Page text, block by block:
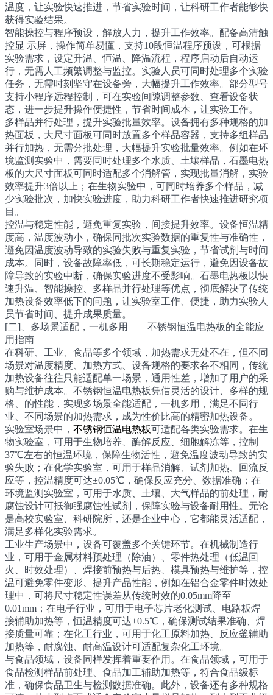
温度，让实验快速推进，节省实验时间，让科研工作者能够快
获得实验结果。
智能操控与程序预设，解放人力，提升工作效率。配备高清触
控显 示屏，操作简单易懂，支持10段恒温程序预设，可根据
实验需求，设定升温、恒温、降温流程，程序启动后自动运
行，无需人工频繁调整与监控。实验人员可同时处理多个实验
任务，无需时刻坚守在设备旁，大幅提升工作效率。部分型号
支持小程序远程控制，可在实验间隙调整参数、查看设备状
态，进一步提升操作便捷性，节省时间成本，让实验工作。
多样品并行处理，提升实验批量效率。设备拥有多种规格的加
热面板，大尺寸面板可同时放置多个样品容器，支持多组样品
并行加热，无需分批处理，大幅提升实验批量效率。例如在环
境监测实验中，需要同时处理多个水质、土壤样品，石墨电热
板的大尺寸面板可同时适配多个消解管，实现批量消解，实验
效率提升3倍以上；在生物实验中，可同时培养多个样品，减
少实验批次，加快实验进度，助力科研工作者快速推进研究项
目。
控温与稳定性能，避免重复实验，间接提升效率。设备恒温精
度高，温度波动小，确保同批次实验数据的重复性与准确性，
避免因温度波动导致的实验失败与重复实验，节省试剂与时间
成本。同时，设备故障率低，可长期稳定运行，避免因设备故
障导致的实验中断，确保实验进度不受影响。石墨电热板以快
速升温、智能操控、多样品并行处理等优点，彻底解决了传统
加热设备效率低下的问题，让实验室工作、便捷，助力实验人
员节省时间、提升成果质量。
[二]、多场景适配，一机多用——不锈钢恒温电热板的全能应
用指南
在科研、工业、食品等多个领域，加热需求无处不在，但不同
场景对温度精度、加热方式、设备规格的要求各不相同，传统
加热设备往往只能适配单一场景，通用性差，增加了用户的采
购与维护成本。不锈钢恒温电热板凭借灵活的设计、多样的规
格、的性能，实现多场景全能适配，一机多用，满足不同行
业、不同场景的加热需求，成为性价比高的精密加热设备。
实验室场景中， 不锈钢恒温电热板可适配各类实验需求。在生
物实验室，可用于生物培养、酶解反应、细胞解冻等，控制
37℃左右的恒温环境，保障生物活性，避免温度波动导致的实
验失败；在化学实验室，可用于样品消解、试剂加热、回流反
应等，控温精度可达±0.05℃，确保反应充分、数据准确；在
环境监测实验室，可用于水质、土壤、大气样品的前处理，耐
腐蚀设计可抵御强腐蚀性试剂，保障实验与设备耐用性。无论
是高校实验室、科研院所，还是企业中心，它都能灵活适配，
满足多样化实验需求。
工业生产场景中，设备可覆盖多个关键环节。在机械制造行
业，可用于金属材料预处理（除油）、零件热处理（低温回
火、时效处理）、焊接前预热与后热、模具预热与维护等，控
温可避免零件变形、提升产品性能，例如在铝合金零件时效处
理中，可将尺寸稳定性误差从传统时效的0.05mm降至
0.01mm；在电子行业，可用于电子芯片老化测试、电路板焊
接辅助加热等，恒温精度可达±0.5℃，确保测试结果准确、焊
接质量可靠；在化工行业，可用于化工原料加热、反应釜辅助
加热等，耐腐蚀、耐高温设计可适配复杂化工环境。
与食品领域，设备同样发挥着重要作用。在食品领域，可用于
食品检测样品前处理、食品加工辅助加热等，符合食品级标
准，确保食品卫生与检测数据准确。此外，设备还有多种规格